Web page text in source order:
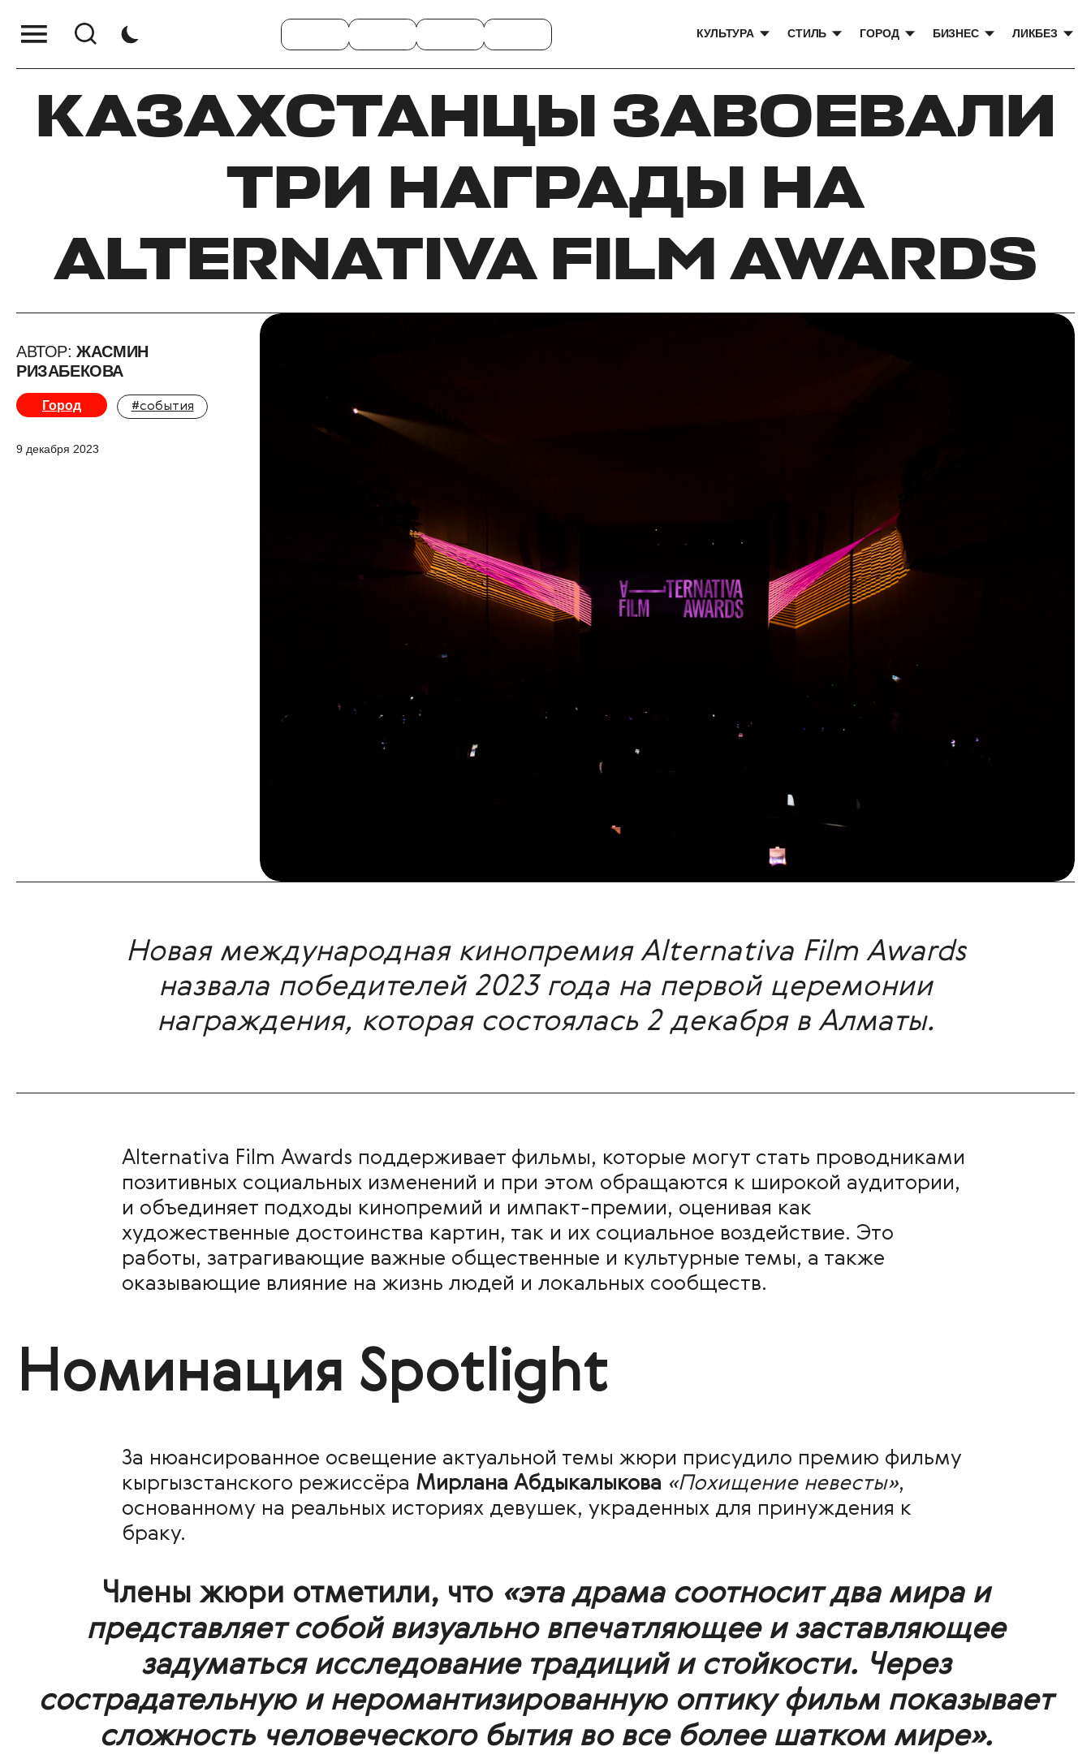
КУЛЬТУРА СТИЛЬ ГОРОД БИЗНЕС ЛИКБЕЗ
КАЗАХСТАНЦЫ ЗАВОЕВАЛИ
ТРИ НАГРАДЫ НА
ALTERNATIVA FILM AWARDS
АВТОР:ЖАСМИН
РИЗАБЕКОВА
Город #события
9 декабря 2023
Новая международная кинопремия Alternativa Film Awards
назвала победителей 2023 года на первой церемонии
награждения, которая состоялась 2 декабря в Алматы.
Alternativa Film Awards поддерживает фильмы, которые могут стать проводниками
позитивных социальных изменений и при этом обращаются к широкой аудитории,
и объединяет подходы кинопремий и импакт-премии, оценивая как
художественные достоинства картин, так и их социальное воздействие. Это
работы, затрагивающие важные общественные и культурные темы, а также
оказывающие влияние на жизнь людей и локальных сообществ.
Номинация Spotlight
За нюансированное освещение актуальной темы жюри присудило премию фильму
кыргызстанского режиссёра Мирлана Абдыкалыкова «Похищение невесты»,
основанному на реальных историях девушек, украденных для принуждения к
браку.
Члены жюри отметили, что «эта драма соотносит два мира и
представляет собой визуально впечатляющее и заставляющее
задуматься исследование традиций и стойкости. Через
сострадательную и неромантизированную оптику фильм показывает
сложность человеческого бытия во все более шатком мире».